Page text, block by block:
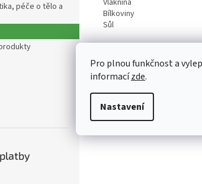
Pro plnou funkčnost a
informacízde.
Nastavení
péče o tělo a
Vláknina
Bílkoviny
Sůl